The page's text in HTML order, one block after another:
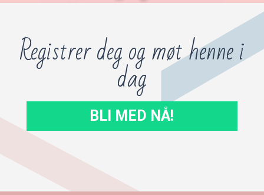
Registrer deg og møt henne i
dag
BLI MED NÅ!